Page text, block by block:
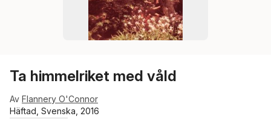
Ta himmelriket med våld
Av Flannery O'Connor
Häftad, Svenska, 2016